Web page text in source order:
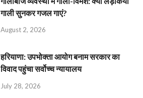
गाली सुनकर गजल गाएं?
August 2, 2026
हरियाणा: उपभोक्ता आयोग बनाम सरकार का
विवाद पहुंचा सर्वोच्च न्यायालय
July 28, 2026